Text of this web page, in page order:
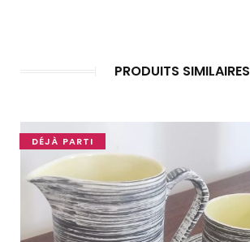
PRODUITS SIMILAIRES
DÉJÀ PARTI